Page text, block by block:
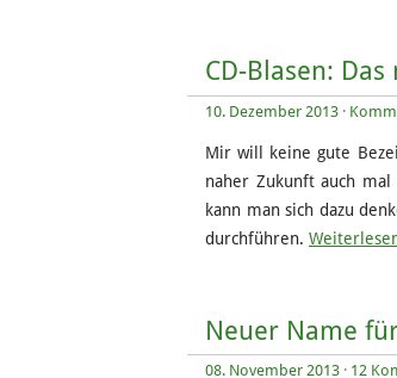
CD-Blasen:
10. Dezember 2013 ·
Mir will keine gute
naher Zukunft auch
kann man sich dazu
durchführen.
Neuer Name
08. November 2013 · 12